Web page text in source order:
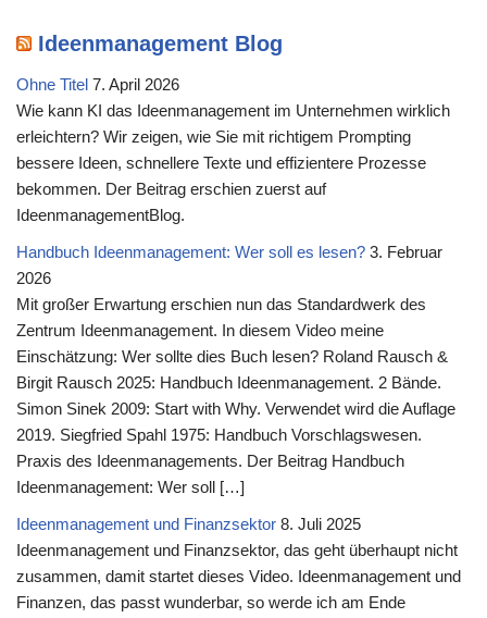
Ideenmanagement Blog
Ohne Titel 7. April 2026
Wie kann KI das Ideenmanagement im Unternehmen wirklich
erleichtern? Wir zeigen, wie Sie mit richtigem Prompting
bessere Ideen, schnellere Texte und effizientere Prozesse
bekommen. Der Beitrag erschien zuerst auf
IdeenmanagementBlog.
Handbuch Ideenmanagement: Wer soll es lesen? 3. Februar
2026
Mit großer Erwartung erschien nun das Standardwerk des
Zentrum Ideenmanagement. In diesem Video meine
Einschätzung: Wer sollte dies Buch lesen? Roland Rausch &
Birgit Rausch 2025: Handbuch Ideenmanagement. 2 Bände.
Simon Sinek 2009: Start with Why. Verwendet wird die Auflage
2019. Siegfried Spahl 1975: Handbuch Vorschlagswesen.
Praxis des Ideenmanagements. Der Beitrag Handbuch
Ideenmanagement: Wer soll […]
Ideenmanagement und Finanzsektor 8. Juli 2025
Ideenmanagement und Finanzsektor, das geht überhaupt nicht
zusammen, damit startet dieses Video. Ideenmanagement und
Finanzen, das passt wunderbar, so werde ich am Ende